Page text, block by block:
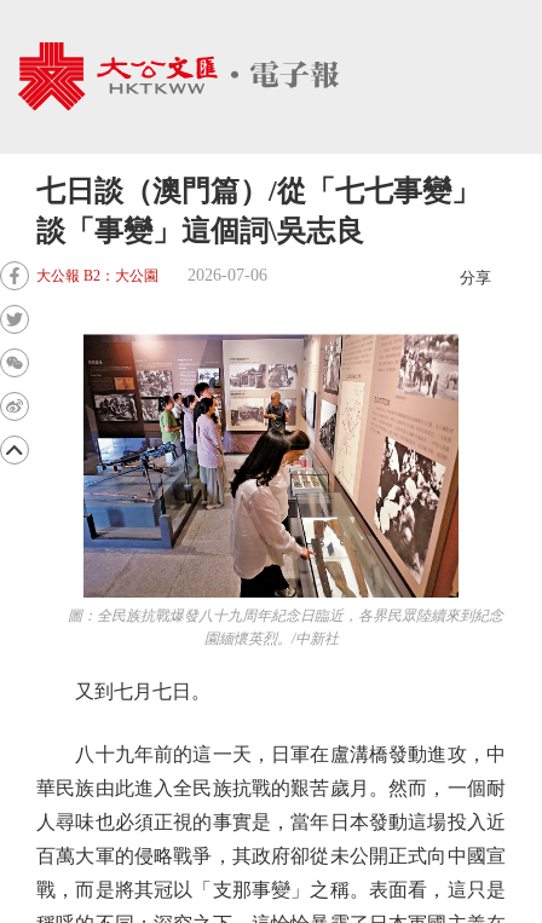
七日談（澳門篇）/從「七七事變」
談「事變」這個詞\吳志良
大公報 B2：大公園 2026-07-06 分享
圖：全民族抗戰爆發八十九周年紀念日臨近，各界民眾陸續來到紀念
園緬懷英烈。/中新社
又到七月七日。
八十九年前的這一天，日軍在盧溝橋發動進攻，中
華民族由此進入全民族抗戰的艱苦歲月。然而，一個耐
人尋味也必須正視的事實是，當年日本發動這場投入近
百萬大軍的侵略戰爭，其政府卻從未公開正式向中國宣
戰，而是將其冠以「支那事變」之稱。表面看，這只是